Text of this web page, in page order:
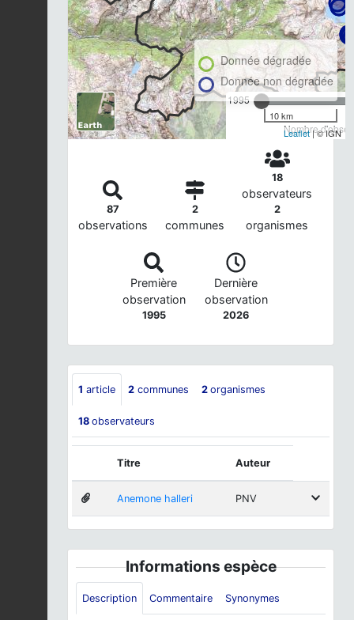
1995
Nombre
Donnée dégradée
Donnée non dégradée
10 km
Leaflet| © IGN
87
observations
2
communes
18
observateurs
2
organismes
Première
observation
1995
Dernière
observation
2026
1 article 2 communes 2 organismes
18 observateurs
Titre Auteur
Anemone halleri PNV
Informations espèce
Description Commentaire Synonymes